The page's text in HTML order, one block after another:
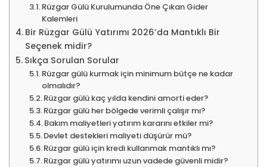
Rüzgar Gülü Kurulumunda Öne Çıkan Gider
Kalemleri
Bir Rüzgar Gülü Yatırımı 2026’da Mantıklı Bir
Seçenek midir?
Sıkça Sorulan Sorular
Rüzgar gülü kurmak için minimum bütçe ne kadar
olmalıdır?
Rüzgar gülü kaç yılda kendini amorti eder?
Rüzgar gülü her bölgede verimli çalışır mı?
Bakım maliyetleri yatırım kararını etkiler mi?
Devlet destekleri maliyeti düşürür mü?
Rüzgar gülü için kredi kullanmak mantıklı mı?
Rüzgar gülü yatırımı uzun vadede güvenli midir?